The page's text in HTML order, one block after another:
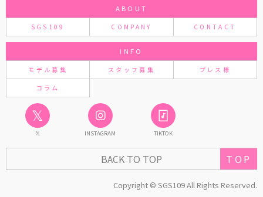
ABOUT
SGS109 COMPANY CONTACT
INFO
モデル募集 スタッフ募集 プレス様
コラム
𝕏
𝕏 INSTAGRAM TIKTOK
BACK TO TOP
Copyright © SGS109 All Rights Reserved.
TOP